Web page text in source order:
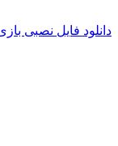
فایل نصبی بازی